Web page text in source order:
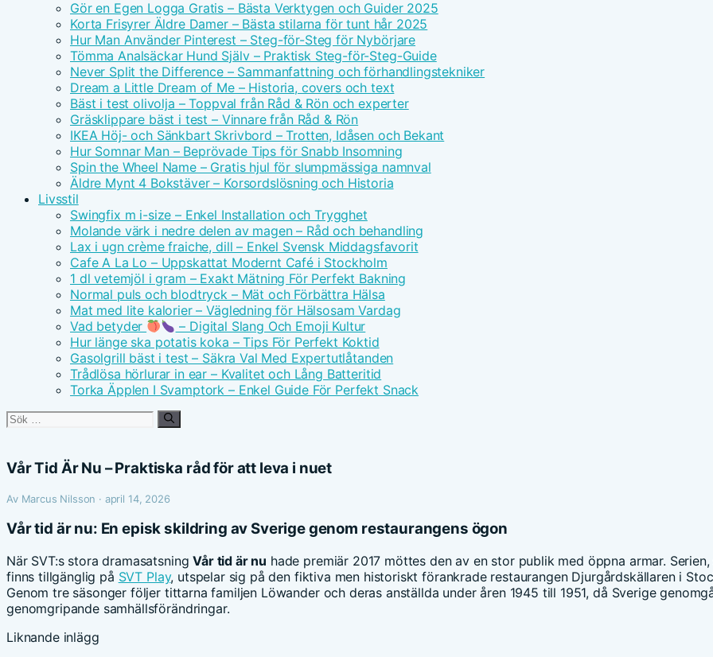
Gör en Egen Logga Gratis – Bästa Verktygen och Guider 2025
Korta Frisyrer Äldre Damer – Bästa stilarna för tunt hår 2025
Hur Man Använder Pinterest – Steg-för-Steg för Nybörjare
Tömma Analsäckar Hund Själv – Praktisk Steg-för-Steg-Guide
Never Split the Difference – Sammanfattning och förhandlingstekniker
Dream a Little Dream of Me – Historia, covers och text
Bäst i test olivolja – Toppval från Råd & Rön och experter
Gräsklippare bäst i test – Vinnare från Råd & Rön
IKEA Höj- och Sänkbart Skrivbord – Trotten, Idåsen och Bekant
Hur Somnar Man – Beprövade Tips för Snabb Insomning
Spin the Wheel Name – Gratis hjul för slumpmässiga namnval
Äldre Mynt 4 Bokstäver – Korsordslösning och Historia
Livsstil
Swingfix m i-size – Enkel Installation och Trygghet
Molande värk i nedre delen av magen – Råd och behandling
Lax i ugn crème fraiche, dill – Enkel Svensk Middagsfavorit
Cafe A La Lo – Uppskattat Modernt Café i Stockholm
1 dl vetemjöl i gram – Exakt Mätning För Perfekt Bakning
Normal puls och blodtryck – Mät och Förbättra Hälsa
Mat med lite kalorier – Vägledning för Hälsosam Vardag
Vad betyder
– Digital Slang Och Emoji Kultur
Hur länge ska potatis koka – Tips För Perfekt Koktid
Gasolgrill bäst i test – Säkra Val Med Expertutlåtanden
Trådlösa hörlurar in ear – Kvalitet och Lång Batteritid
Torka Äpplen I Svamptork – Enkel Guide För Perfekt Snack
Sök
Vår Tid Är Nu – Praktiska råd för att leva i nuet
Av Marcus Nilsson · april 14, 2026
Vår tid är nu: En episk skildring av Sverige genom restaurangens ögon
När SVT:s stora dramasatsningVår tid är nu hade premiär 2017 möttes den av en stor publik med öppna armar. Serien,
finns tillgänglig på SVT Play, utspelar sig på den fiktiva men historiskt förankrade restaurangen Djurgårdskällaren i
Genom tre säsonger följer tittarna familjen Löwander och deras anställda under åren 1945 till 1951, då Sverige
genomgripande samhällsförändringar.
Liknande inlägg